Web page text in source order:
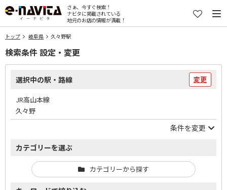
さぁ、今すぐ検索！
ナビタに掲載されている
地元のお店の情報が満載！
トップ 岐阜県 久々野駅
検索条件 設定・変更
選択中の駅・路線 変更
JR高山本線
久々野
条件を変更
カテゴリーを選ぶ
カテゴリーから探す